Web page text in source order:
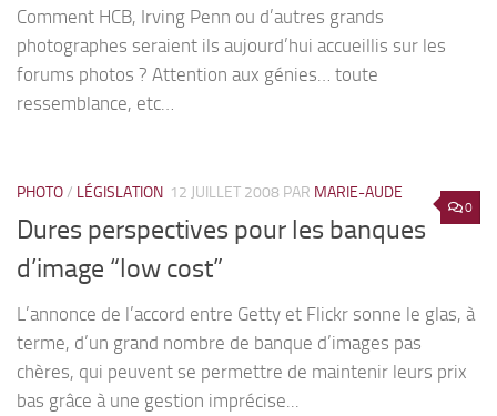
Comment HCB, Irving Penn ou d’autres grands
photographes seraient ils aujourd’hui accueillis sur les
forums photos ? Attention aux génies… toute
ressemblance, etc…
0
PHOTO/ LÉGISLATION 12 JUILLET 2008 PAR MARIE-AUDE
Dures perspectives pour les banques
d’image “low cost”
L’annonce de l’accord entre Getty et Flickr sonne le glas, à
terme, d’un grand nombre de banque d’images pas
chères, qui peuvent se permettre de maintenir leurs prix
bas grâce à une gestion imprécise...